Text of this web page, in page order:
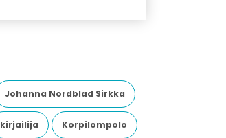
Johanna Nordblad Sirkka
kirjailija Korpilompolo